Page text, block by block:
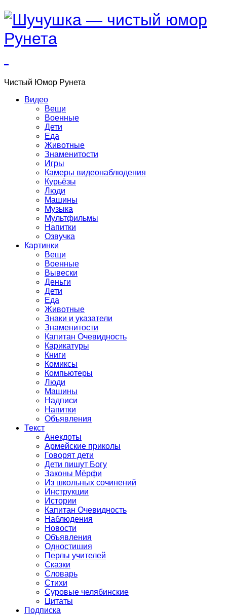
Чистый Юмор Рунета
Видео
Вещи
Военные
Дети
Еда
Животные
Знаменитости
Игры
Камеры видеонаблюдения
Курьёзы
Люди
Машины
Музыка
Мультфильмы
Напитки
Озвучка
Картинки
Вещи
Военные
Вывески
Деньги
Дети
Еда
Животные
Знаки и указатели
Знаменитости
Капитан Очевидность
Карикатуры
Книги
Комиксы
Компьютеры
Люди
Машины
Надписи
Напитки
Объявления
Текст
Анекдоты
Армейские приколы
Говорят дети
Дети пишут Богу
Законы Мёрфи
Из школьных сочинений
Инструкции
Истории
Капитан Очевидность
Наблюдения
Новости
Объявления
Одностишия
Перлы учителей
Сказки
Словарь
Стихи
Суровые челябинские
Цитаты
Подписка